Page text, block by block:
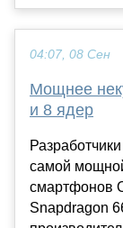
04:07, 08 Сен
Мощнее
и 8 ядер
самой
смартфонов
Snapdragon